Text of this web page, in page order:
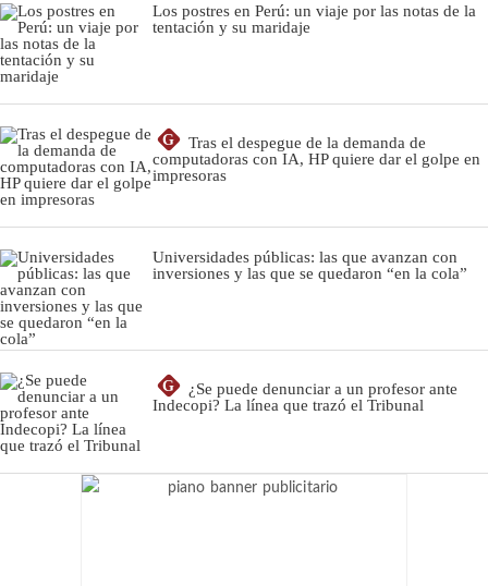
Los postres en Perú: un viaje por las notas de la
tentación y su maridaje
G
Tras el despegue de la demanda de
computadoras con IA, HP quiere dar el golpe en
impresoras
Universidades públicas: las que avanzan con
inversiones y las que se quedaron “en la cola”
G
¿Se puede denunciar a un profesor ante
Indecopi? La línea que trazó el Tribunal